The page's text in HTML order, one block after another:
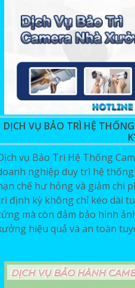
DỊCH VỤ BẢO TRÌ HỆ
vụ Bảo Trì Hệ Thống
nghiệp duy trì hệ
chế hư hỏng và giảm chi
định kỳ không chỉ kéo dài
mà còn đảm bảo hình
hiệu quả và an toàn